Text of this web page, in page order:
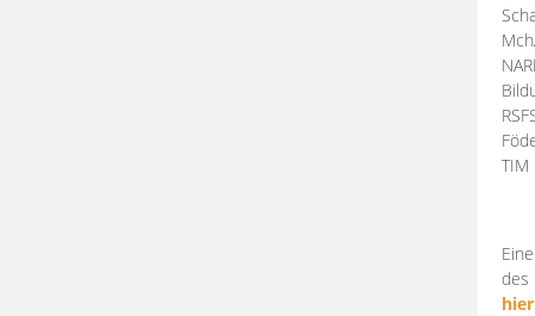
des
hier